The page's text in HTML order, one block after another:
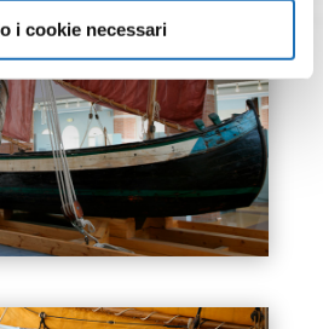
i cookie necessari